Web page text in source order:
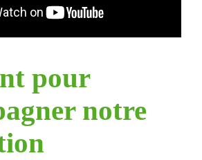
pour
notre